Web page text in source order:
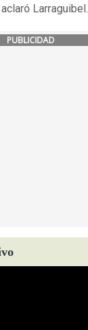
aclaró Larraguibel.
PUBLICIDAD